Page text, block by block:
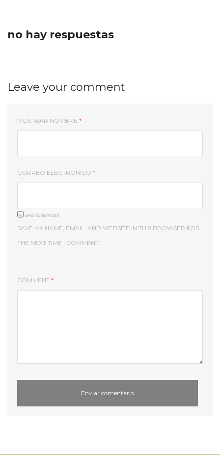
no hay respuestas
Leave your comment
MOSTRAR NOMBRE *
CORREO ELECTRÓNICO *
(no será compartido)
SAVE MY NAME, EMAIL, AND WEBSITE IN THIS BROWSER FOR
THE NEXT TIME I COMMENT.
COMMENT *